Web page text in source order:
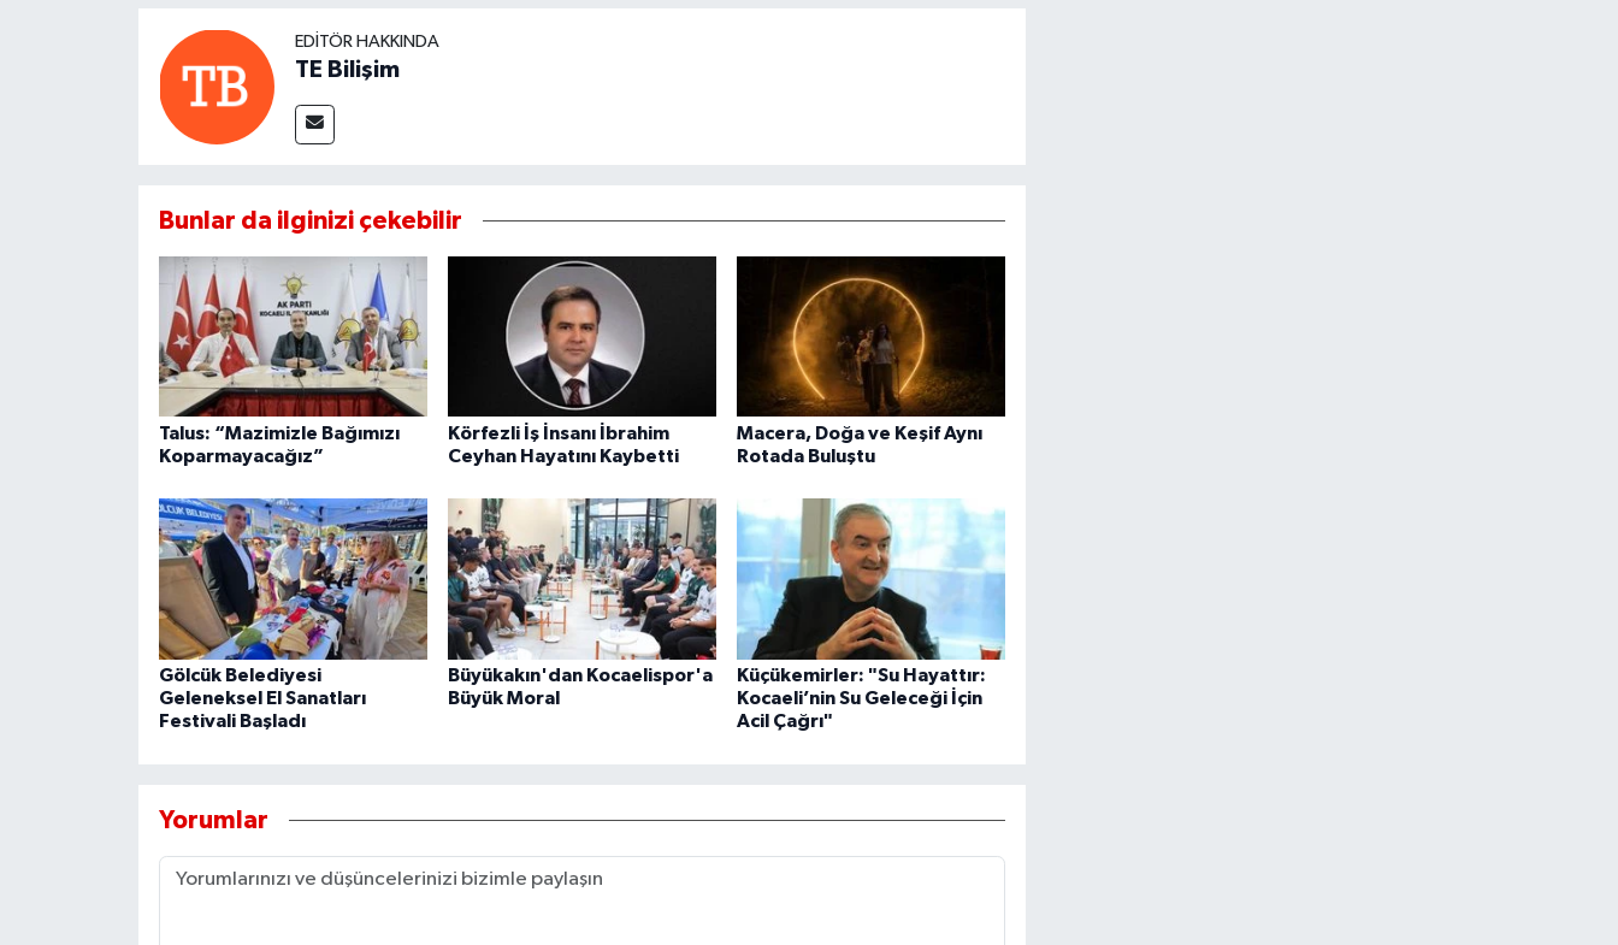
EDITÖR HAKKINDA
TE Bilişim
Bunlar da ilginizi çekebilir
Talus: “Mazimizle Bağımızı
Koparmayacağız”
Körfezli İş İnsanı İbrahim
Ceyhan Hayatını Kaybetti
Macera, Doğa ve Keşif Aynı
Rotada Buluştu
Gölcük Belediyesi
Geleneksel El Sanatları
Festivali Başladı
Büyükakın'dan Kocaelispor'a
Büyük Moral
Küçükemirler: "Su Hayattır:
Kocaeli’nin Su Geleceği İçin
Acil Çağrı"
Yorumlar